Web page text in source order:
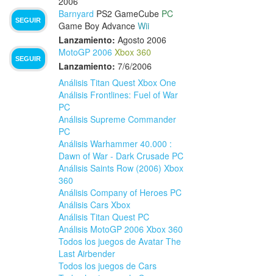
SEGUIR
Barnyard PS2 GameCube PC
Game Boy Advance Wii
Lanzamiento: Agosto 2006
SEGUIR
MotoGP 2006 Xbox 360
Lanzamiento: 7/6/2006
Análisis Titan Quest Xbox One
Análisis Frontlines: Fuel of War
PC
Análisis Supreme Commander
PC
Análisis Warhammer 40.000 :
Dawn of War - Dark Crusade PC
Análisis Saints Row (2006) Xbox
360
Análisis Company of Heroes PC
Análisis Cars Xbox
Análisis Titan Quest PC
Análisis MotoGP 2006 Xbox 360
Todos los juegos de Avatar The
Last Airbender
Todos los juegos de Cars